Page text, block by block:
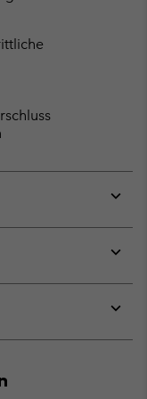
or
or
or